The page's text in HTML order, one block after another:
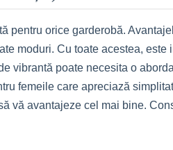
pentru orice garderobă.
moduri. Cu toate acestea,
vibrantă poate necesita o
femeile care apreciază
vă avantajeze cel mai bine.